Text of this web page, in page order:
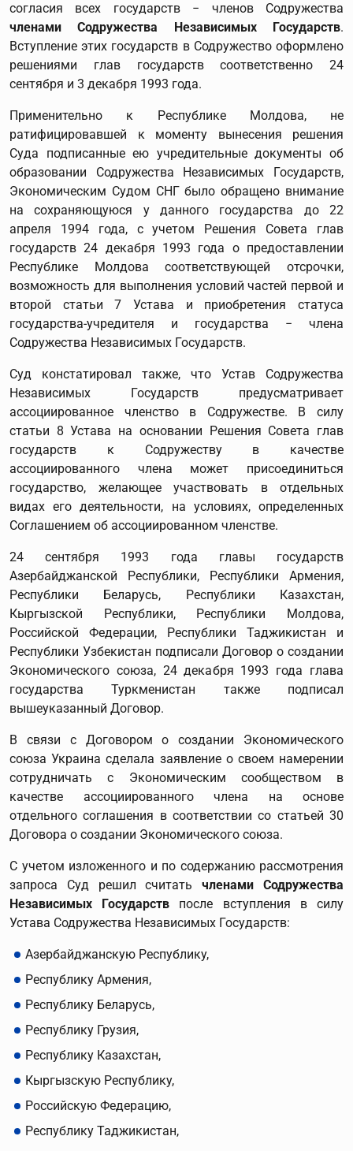
согласия всех государств − членов Содружества
членами Содружества Независимых Государств.
Вступление этих государств в Содружество оформлено
решениями глав государств соответственно 24
сентября и 3 декабря 1993 года.
Применительно к Республике Молдова, не
ратифицировавшей к моменту вынесения решения
Суда подписанные ею учредительные документы об
образовании Содружества Независимых Государств,
Экономическим Судом СНГ было обращено внимание
на сохраняющуюся у данного государства до 22
апреля 1994 года, с учетом Решения Совета глав
государств 24 декабря 1993 года о предоставлении
Республике Молдова соответствующей отсрочки,
возможность для выполнения условий частей первой и
второй статьи 7 Устава и приобретения статуса
государства-учредителя и государства − члена
Содружества Независимых Государств.
Суд констатировал также, что Устав Содружества
Независимых Государств предусматривает
ассоциированное членство в Содружестве. В силу
статьи 8 Устава на основании Решения Совета глав
государств к Содружеству в качестве
ассоциированного члена может присоединиться
государство, желающее участвовать в отдельных
видах его деятельности, на условиях, определенных
Соглашением об ассоциированном членстве.
24 сентября 1993 года главы государств
Азербайджанской Республики, Республики Армения,
Республики Беларусь, Республики Казахстан,
Кыргызской Республики, Республики Молдова,
Российской Федерации, Республики Таджикистан и
Республики Узбекистан подписали Договор о создании
Экономического союза, 24 декабря 1993 года глава
государства Туркменистан также подписал
вышеуказанный Договор.
В связи с Договором о создании Экономического
союза Украина сделала заявление о своем намерении
сотрудничать с Экономическим сообществом в
качестве ассоциированного члена на основе
отдельного соглашения в соответствии со статьей 30
Договора о создании Экономического союза.
С учетом изложенного и по содержанию рассмотрения
запроса Суд решил считатьчленами Содружества
Независимых Государств после вступления в силу
Устава Содружества Независимых Государств:
Азербайджанскую Республику,
Республику Армения,
Республику Беларусь,
Республику Грузия,
Республику Казахстан,
Кыргызскую Республику,
Российскую Федерацию,
Республику Таджикистан,